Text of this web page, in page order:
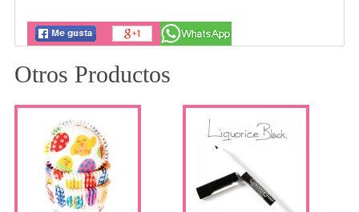
Otros Productos